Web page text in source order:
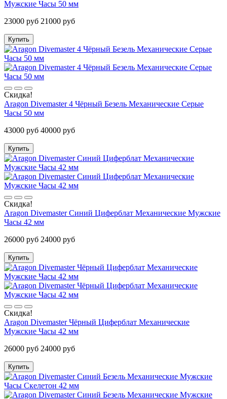
Мужские Часы 50 мм
23000 руб 21000 руб
Купить
Скидка!
Aragon Divemaster 4 Чёрный Безель Механические Серые
Часы 50 мм
43000 руб 40000 руб
Купить
Скидка!
Aragon Divemaster Синий Циферблат Механические Мужские
Часы 42 мм
26000 руб 24000 руб
Купить
Скидка!
Aragon Divemaster Чёрный Циферблат Механические
Мужские Часы 42 мм
26000 руб 24000 руб
Купить